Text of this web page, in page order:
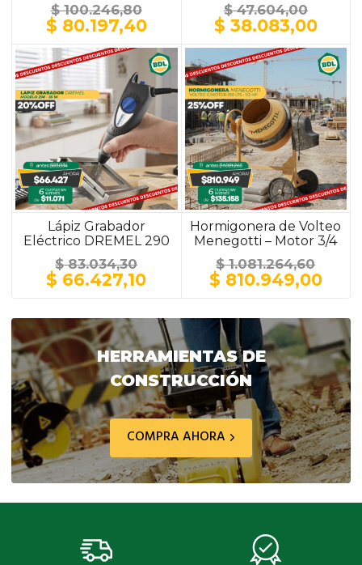
$100.246,80
El
precio
original
era:
$ 100.246,80.
$ 80.197,40El
actual
es:
$ 80.197,40.
$47.604,00
El
precio
original
era:
$ 47.604,00.
$ 38.083,00El
es:
$
Lápiz Grabador
Eléctrico DREMEL 290
$83.034,30
El
precio
era:
$ 83.034,30.
$ 66.427,10El
es:
$ 66.427,10.
Hormigonera de Volteo
Menegotti – Motor 3/4
HP / 150 Litros / Ruedas
Macizas Plásticas
$1.081.264,60
El
precio
era:
$ 1.081.264,60.
$ 810.949,00El
es:
$
HERRAMIENTAS DE
CONSTRUCCIÓN
COMPRA AHORA